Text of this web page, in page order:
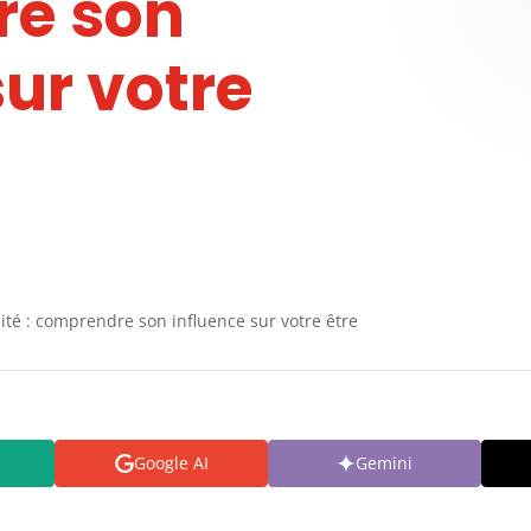
votre
: comprendre son influence sur votre être
Google AI Gemini